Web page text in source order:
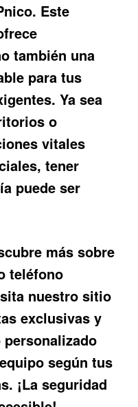
. Este
también una
para tus
Ya sea
o
vitales
tener
puede ser
más sobre
teléfono
nuestro sitio
exclusivas y
según tus
¡La seguridad